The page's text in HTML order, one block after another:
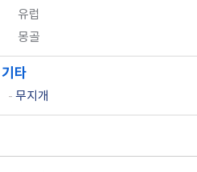
유럽
몽골
기타
- 무지개